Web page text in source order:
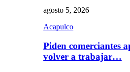
agosto 5, 2026
Acapulco
Piden comerciantes
volver a trabajar…